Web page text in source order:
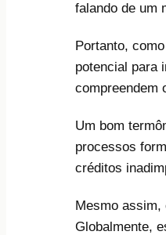
falando de um
Portanto,
potencial para
compreendem
Um bom
processos
créditos
Mesmo assim,
Globalmente,